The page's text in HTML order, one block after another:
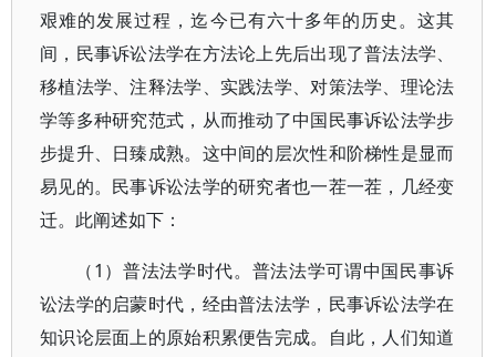
艰难的发展过程，迄今已有六十多年的历史。这其
间，民事诉讼法学在方法论上先后出现了普法法学、
移植法学、注释法学、实践法学、对策法学、理论法
学等多种研究范式，从而推动了中国民事诉讼法学步
步提升、日臻成熟。这中间的层次性和阶梯性是显而
易见的。民事诉讼法学的研究者也一茬一茬，几经变
迁。此阐述如下：
（1）普法法学时代。普法法学可谓中国民事诉
讼法学的启蒙时代，经由普法法学，民事诉讼法学在
知识论层面上的原始积累便告完成。自此，人们知道